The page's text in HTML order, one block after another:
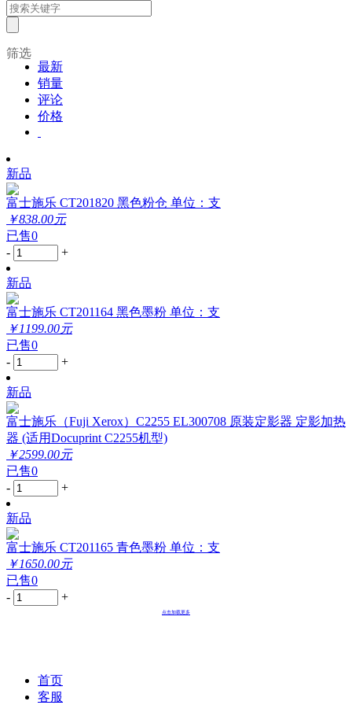
筛选
最新
销量
评论
价格
新品
富士施乐 CT201820 黑色粉仓 单位：支
￥838.00元
已售0
-
+
新品
富士施乐 CT201164 黑色墨粉 单位：支
￥1199.00元
已售0
-
+
新品
富士施乐（Fuji Xerox）C2255 EL300708 原装定影器 定影加热
器 (适用Docuprint C2255机型)
￥2599.00元
已售0
-
+
新品
富士施乐 CT201165 青色墨粉 单位：支
￥1650.00元
已售0
-
+
点击加载更多
首页
客服